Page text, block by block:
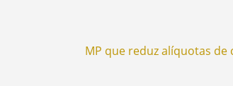
MP que reduz alíquotas de